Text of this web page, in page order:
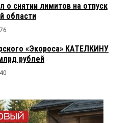
о снятии лимитов на отпуск
области
«Экороса» КАТЕЛКИНУ
рублей